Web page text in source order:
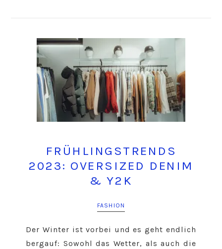
FRÜHLINGSTRENDS
2023: OVERSIZED DENIM
& Y2K
FASHION
Der Winter ist vorbei und es geht endlich
bergauf: Sowohl das Wetter, als auch die